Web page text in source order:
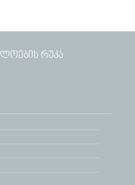
ᲠᲣᲙᲐ